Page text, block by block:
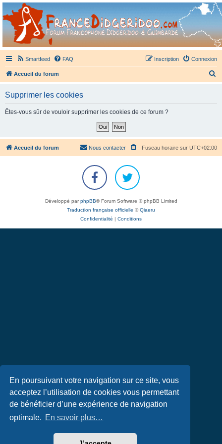
En poursuivant votre navigation sur ce site, vous
acceptez l’utilisation de cookies vous permettant
de bénéficier d’une expérience de navigation
optimale. En savoir plus…
France Didgeridoo
Didgeridoo et Guimbarde sur France Didgeridoo - retrouvez la communauté.
Smartfeed FAQ Connexion
Inscription
Accueil du forum
c
h
Supprimer les cookies
Êtes-vous sûr de vouloir supprimer les cookies de ce forum ?
Accueil du forum Fuseau horaire sur UTC+02:00
Nous contacter
Développé parphpBB® Forum Software © phpBB Limited
Traduction française officielle ©Qiaeru
Confidentialité
Conditions